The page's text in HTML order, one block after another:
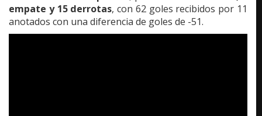
empate y 15 derrotas, con 62 goles recibidos por 11
anotados con una diferencia de goles de -51.